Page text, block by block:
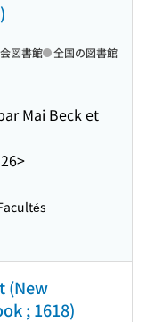
Mai Beck et
図書館 全国の図書館
(New
; 1618)